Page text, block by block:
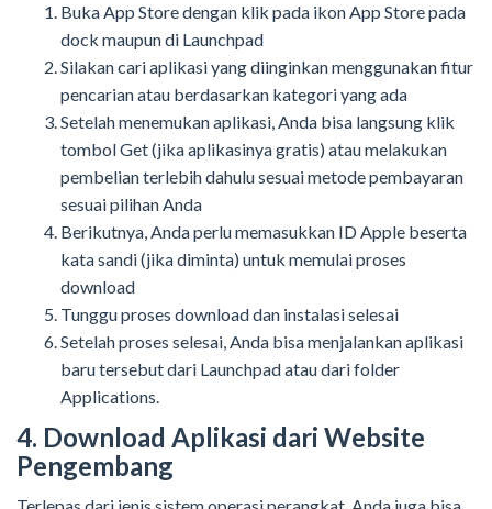
BukaApp Storedengan klik pada ikon App Storepada
dock maupundi Launchpad
Silakan cariaplikasi yangdiinginkan menggunakan fitur
pencarian atau berdasarkan kategori yangada
Setelah menemukan aplikasi, Anda bisa langsung klik
tombol Get (jika aplikasinya gratis) atau melakukan
pembelian terlebih dahulu sesuai metode pembayaran
sesuai pilihan Anda
Berikutnya, Anda perlu memasukkan ID Apple beserta
kata sandi(jika diminta) untuk memulai proses
download
Tunggu proses download dan instalasi selesai
Setelahproses selesai, Anda bisamenjalankan aplikasi
baru tersebut dari Launchpad ataudarifolder
Applications.
4. Download Aplikasi dari Website
Pengembang